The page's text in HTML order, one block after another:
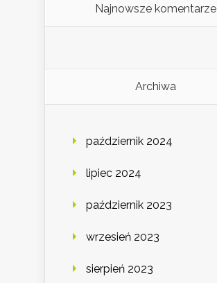
Najnowsze komentarze
Archiwa
październik 2024
lipiec 2024
październik 2023
wrzesień 2023
sierpień 2023